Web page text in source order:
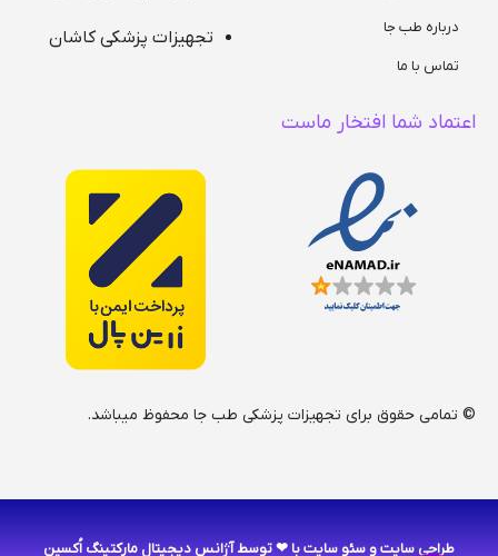
درباره طب جا
تماس با ما
تجهیزات پزشکی کاشان
اعتماد شما افتخار ماست
© تمامی حقوق برای تجهیزات پزشکی طب جا محفوظ میباشد.
طراحی سایتو سئو سایتبا ❤ توسط آژانس دیجیتال مارکتینگ اُکسین